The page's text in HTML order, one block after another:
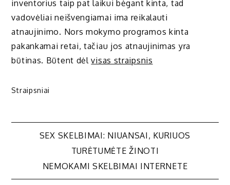
inventorius taip pat laikui bėgant kinta, tad
vadovėliai neišvengiamai ima reikalauti
atnaujinimo. Nors mokymo programos kinta
pakankamai retai, tačiau jos atnaujinimas yra
būtinas. Būtent dėlvisas straipsnis
Straipsniai
Navigacija
tarp
SEX SKELBIMAI: NIUANSAI, KURIUOS
TURĖTUMĖTE ŽINOTI
NEMOKAMI SKELBIMAI INTERNETE